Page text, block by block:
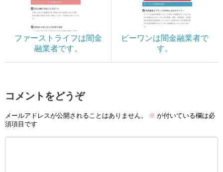
ファーストライフは闇金
融業者です。
ビーワンは闇金融業者で
す。
コメントをどうぞ
メールアドレスが公開されることはありません。 ※ が付いている欄は必
須項目です